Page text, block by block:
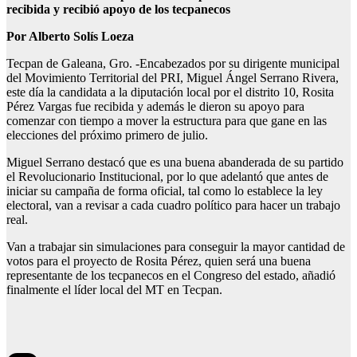
recibida y recibió apoyo de los tecpanecos
Por Alberto Solís Loeza
Tecpan de Galeana, Gro. -Encabezados por su dirigente municipal
del Movimiento Territorial del PRI, Miguel Ángel Serrano Rivera,
este día la candidata a la diputación local por el distrito 10, Rosita
Pérez Vargas fue recibida y además le dieron su apoyo para
comenzar con tiempo a mover la estructura para que gane en las
elecciones del próximo primero de julio.
Miguel Serrano destacó que es una buena abanderada de su partido
el Revolucionario Institucional, por lo que adelantó que antes de
iniciar su campaña de forma oficial, tal como lo establece la ley
electoral, van a revisar a cada cuadro político para hacer un trabajo
real.
Van a trabajar sin simulaciones para conseguir la mayor cantidad de
votos para el proyecto de Rosita Pérez, quien será una buena
representante de los tecpanecos en el Congreso del estado, añadió
finalmente el líder local del MT en Tecpan.